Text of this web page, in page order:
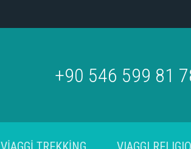
+90 546 599 81